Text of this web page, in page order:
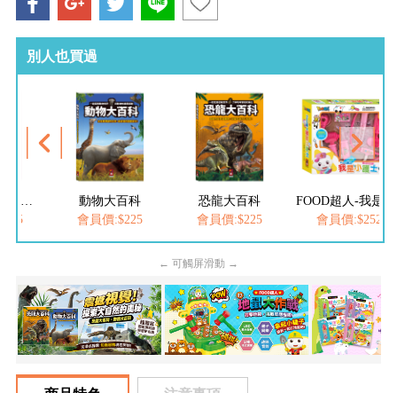
別人也買過
動物大百科
會員價:$225
恐龍大百科
會員價:$225
會員價:$252
← 可觸屏滑動 →